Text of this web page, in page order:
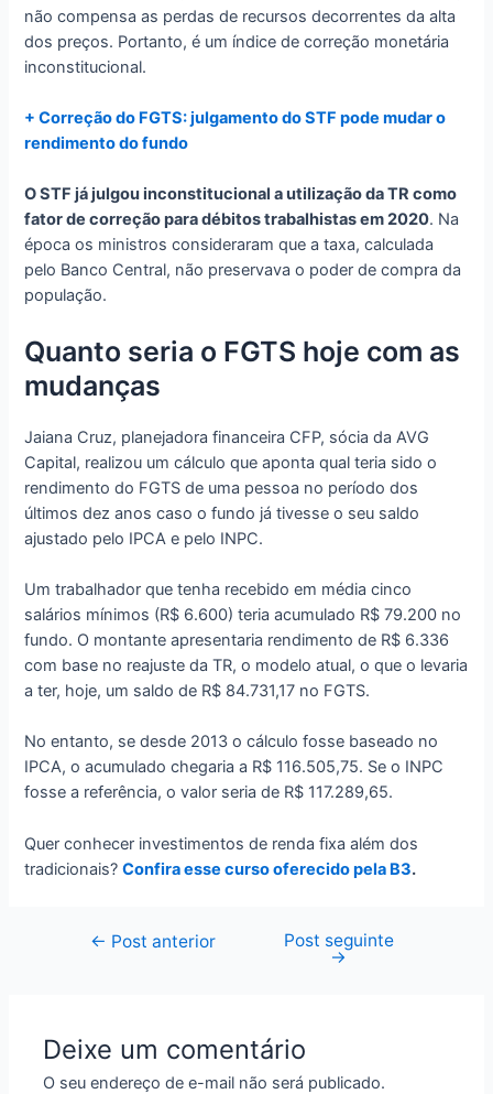
não compensa as perdas de recursos decorrentes da alta
dos preços. Portanto, é um índice de correção monetária
inconstitucional.
+ Correção do FGTS: julgamento do STF pode mudar o
rendimento do fundo
O STF já julgou inconstitucional a utilização da TR como
fator de correção para débitos trabalhistas em 2020. Na
época os ministros consideraram que a taxa, calculada
pelo Banco Central, não preservava o poder de compra da
população.
Quanto seria o FGTS hoje com as
mudanças
Jaiana Cruz, planejadora financeira CFP, sócia da AVG
Capital, realizou um cálculo que aponta qual teria sido o
rendimento do FGTS de uma pessoa no período dos
últimos dez anos caso o fundo já tivesse o seu saldo
ajustado pelo IPCA e pelo INPC.
Um trabalhador que tenha recebido em média cinco
salários mínimos (R$ 6.600) teria acumulado R$ 79.200 no
fundo. O montante apresentaria rendimento de R$ 6.336
com base no reajuste da TR, o modelo atual, o que o levaria
a ter, hoje, um saldo de R$ 84.731,17 no FGTS.
No entanto, se desde 2013 o cálculo fosse baseado no
IPCA, o acumulado chegaria a R$ 116.505,75. Se o INPC
fosse a referência, o valor seria de R$ 117.289,65.
Quer conhecer investimentos de renda fixa além dos
tradicionais?Confira esse curso oferecido pela B3.
Navegação
← Post anterior Post seguinte
→
Deixe um comentário
O seu endereço de e-mail não será publicado.